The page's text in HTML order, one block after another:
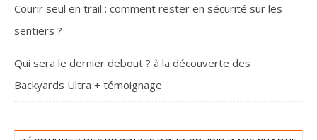
Courir seul en trail : comment rester en sécurité sur les
sentiers ?
Qui sera le dernier debout ? à la découverte des
Backyards Ultra + témoignage